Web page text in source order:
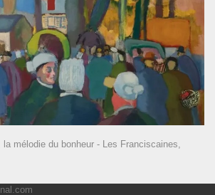
la mélodie du bonheur - Les Franciscaines,